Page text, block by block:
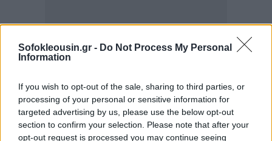
Sofokleousin.gr - Do Not Process My Personal
Information
If you wish to opt-out of the sale, sharing to third parties, or
processing of your personal or sensitive information for
targeted advertising by us, please use the below opt-out
section to confirm your selection. Please note that after your
opt-out request is processed you may continue seeing